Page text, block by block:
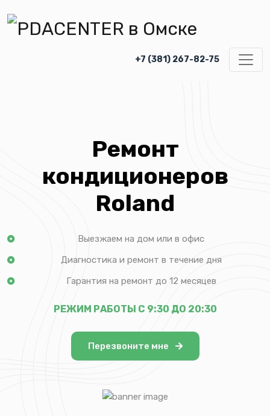
+7 (381) 267-82-75
Ремонт
кондиционеров
Roland
Выезжаем на дом или в офис
Диагностика и ремонт в течение дня
Гарантия на ремонт до 12 месяцев
РЕЖИМ РАБОТЫ С 9:30 ДО 20:30
Перезвоните мне